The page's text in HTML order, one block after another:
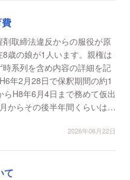
剤取締法違反からの服役が原
歳の娘が1人います。親権は
系列を含め内容の詳細を記
年2月28日で保釈期間の約1
らH8年6月4日まで務めて仮出
からその後半年間くらいは元
2026年06月22日
て